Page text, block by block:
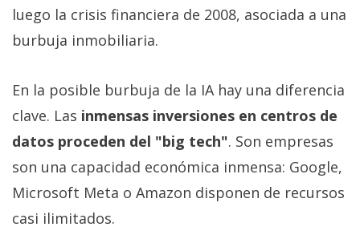
luego la crisis financiera de 2008, asociada a una
burbuja inmobiliaria.
En la posible burbuja de la IA hay una diferencia
clave. Las inmensas inversiones en centros de
datos proceden del "big tech". Son empresas
son una capacidad económica inmensa: Google,
Microsoft Meta o Amazon disponen de recursos
casi ilimitados.